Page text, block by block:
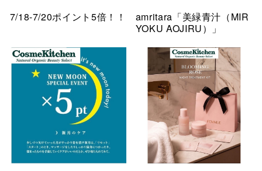
7/18-7/20ポイント5倍！！
amritara「美緑青汁（MIR
YOKU AOJIRU）」